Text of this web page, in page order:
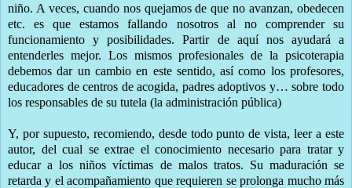
niño. A veces, cuando nos quejamos de que no avanzan, obedecen
etc. es que estamos fallando nosotros al no comprender su
funcionamiento y posibilidades. Partir de aquí nos ayudará a
entenderles mejor. Los mismos profesionales de la psicoterapia
debemos dar un cambio en este sentido, así como los profesores,
educadores de centros de acogida, padres adoptivos y… sobre todo
los responsables de su tutela (la administración pública)
Y, por supuesto, recomiendo, desde todo punto de vista, leer a este
autor, del cual se extrae el conocimiento necesario para tratar y
educar a los niños víctimas de malos tratos. Su maduración se
retarda y el acompañamiento que requieren se prolonga mucho más